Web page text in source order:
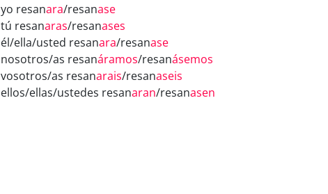
yo resanara/resanase
tú resanaras/resanases
él/ella/usted resanara/resanase
nosotros/as resanáramos/resanásemos
vosotros/as resanarais/resanaseis
ellos/ellas/ustedes resanaran/resanasen